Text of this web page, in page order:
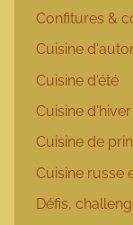
Confitures &
Cuisine
Cuisine d'été
Cuisine d'hiver
Cuisine de
Cuisine russe
Défis,